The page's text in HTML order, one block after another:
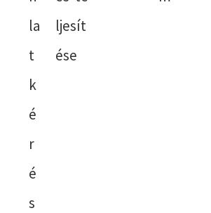
la
t
k
é
r
é
s
ljesít
ése